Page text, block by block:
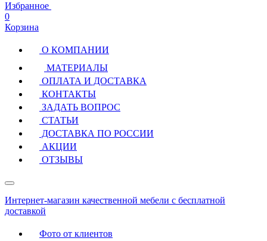
Избранное
0
Корзина
О КОМПАНИИ
МАТЕРИАЛЫ
ОПЛАТА И ДОСТАВКА
КОНТАКТЫ
ЗАДАТЬ ВОПРОС
СТАТЬИ
ДОСТАВКА ПО РОССИИ
АКЦИИ
ОТЗЫВЫ
Интернет-магазин качественной мебели с бесплатной
доставкой
Фото от клиентов